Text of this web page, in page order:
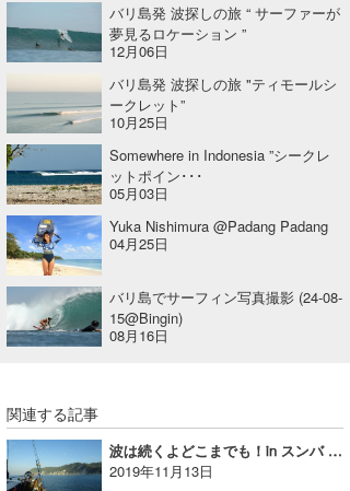
バリ島発 波探しの旅 “ サーファーが
夢見るロケーション ”
12月06日
バリ島発 波探しの旅 "ティモールシ
ークレット”
10月25日
Somewhere in Indonesia ”シークレ
ットポイン･･･
05月03日
Yuka Nishimura @Padang Padang
04月25日
バリ島でサーフィン写真撮影 (24-08-
15@Bingin)
08月16日
関連する記事
波は続くよどこまでも！in スンバ vol.3
2019年11月13日